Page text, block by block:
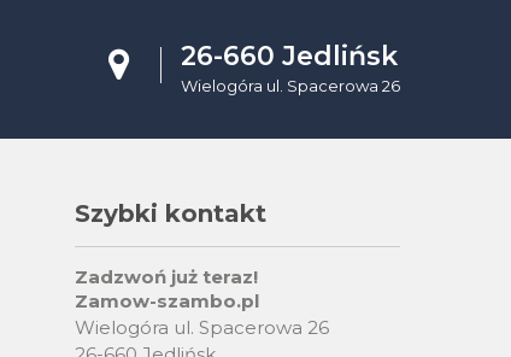
26-660 Jedlińsk
Wielogóra ul. Spacerowa 26
Szybki kontakt
Zadzwoń już teraz!
Zamow-szambo.pl
Wielogóra ul. Spacerowa 26